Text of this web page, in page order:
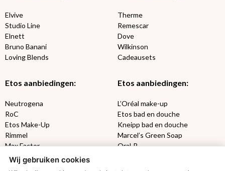
Elvive
Studio Line
Elnett
Bruno Banani
Loving Blends
Therme
Remescar
Dove
Wilkinson
Cadeausets
Etos aanbiedingen:
Neutrogena
RoC
Etos Make-Up
Rimmel
Max Factor
Etos aanbiedingen:
L’Oréal make-up
Etos bad en douche
Kneipp bad en douche
Marcel’s Green Soap
Oral-B
Wij gebruiken cookies